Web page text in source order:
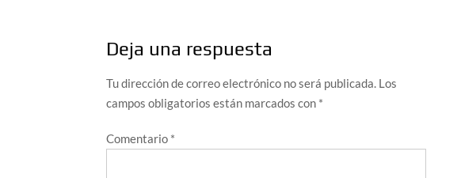
Deja una respuesta
Tu dirección de correo electrónico no será publicada. Los
campos obligatorios están marcados con *
Comentario *